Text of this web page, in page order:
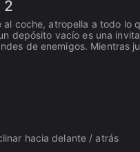
2
coche, atropella a todo
depósito vacío es una
de enemigos. Mientras
hacia delante / atrás